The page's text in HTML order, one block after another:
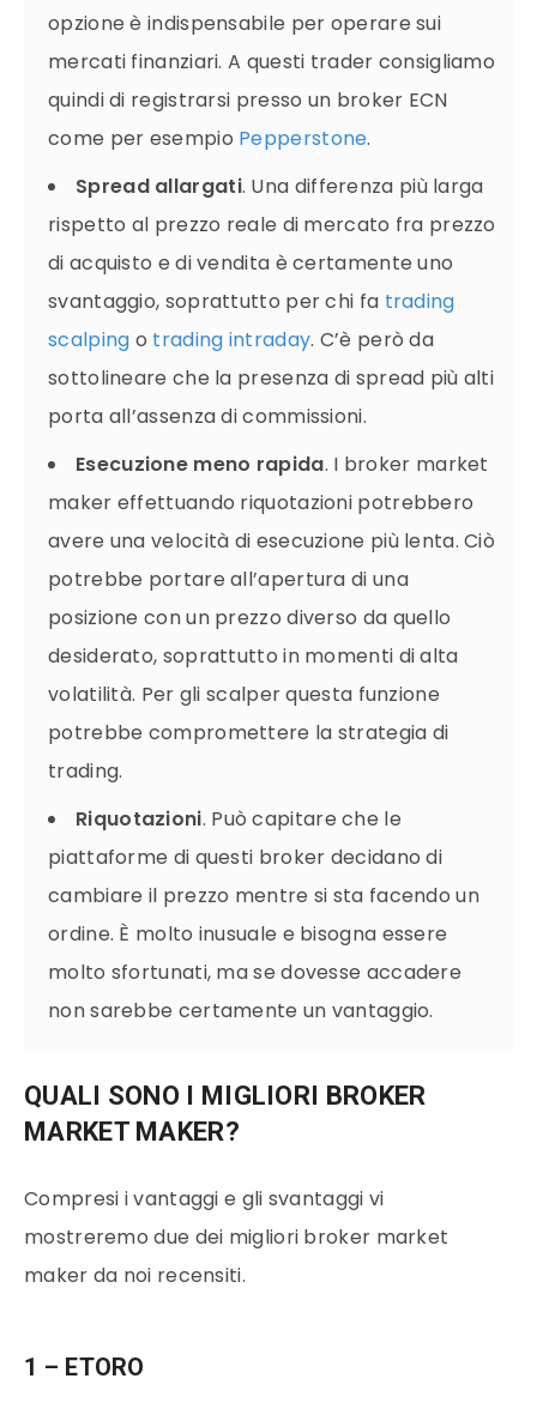
opzione è indispensabile per operare sui
mercati finanziari. A questi trader consigliamo
quindi di registrarsi presso un broker ECN
come per esempio Pepperstone.
Spread allargati. Una differenza più larga
rispetto al prezzo reale di mercato fra prezzo
di acquisto e di vendita è certamente uno
svantaggio, soprattutto per chi fa trading
scalping o trading intraday. C’è però da
sottolineare che la presenza di spread più alti
porta all’assenza di commissioni.
Esecuzione meno rapida. I broker market
maker effettuando riquotazioni potrebbero
avere una velocità di esecuzione più lenta. Ciò
potrebbe portare all’apertura di una
posizione con un prezzo diverso da quello
desiderato, soprattutto in momenti di alta
volatilità. Per gli scalper questa funzione
potrebbe compromettere la strategia di
trading.
Riquotazioni. Può capitare che le
piattaforme di questi broker decidano di
cambiare il prezzo mentre si sta facendo un
ordine. È molto inusuale e bisogna essere
molto sfortunati, ma se dovesse accadere
non sarebbe certamente un vantaggio.
QUALI SONO I MIGLIORI BROKER
MARKET MAKER?
Compresi i vantaggi e gli svantaggi vi
mostreremo due dei migliori broker market
maker da noi recensiti.
1 – ETORO